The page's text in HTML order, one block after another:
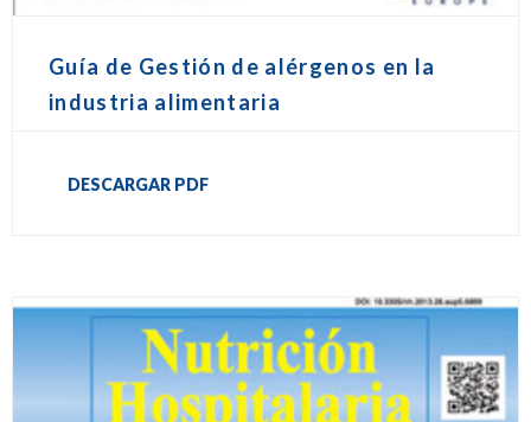
Guía de Gestión de alérgenos en la
industria alimentaria
DESCARGAR PDF